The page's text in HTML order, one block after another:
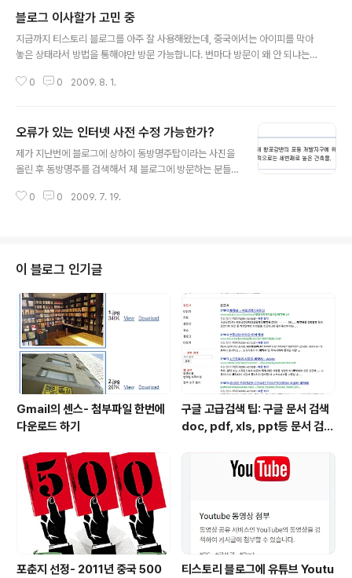
블로그 이사할가 고민 중
지금까지 티스토리 블로그를 아주 잘 사용해왔는데, 중국에서는 아이피를 막아
놓은 상태라서 방법을 통해야만 방문 가능합니다. 번마다 방문이 왜 안 되냐는
스트큐브 혹은 독립형 블로그로 이사할 가 고문중에 있습니다.. 텍스트큐브로
0 0 2009. 8. 1.
오류가 있는 인터넷 사전 수정 가능한가?
제가 지난번에 블로그에 상하이 동방명주탑이라는 사진을
올린 후 동방명주를 검색해서 제 블로그에 방문하는 분들
다음을 통해서 방문 오는 분들이 있었습니다. 다음과 네이
높은 건물이라고 했는데, 이는 옛날의 수치인거라서 정확
하지는 않습니다. 아시다 싶이 동방명주탑 후에 건축된 Jin
mao Tower이나 세계금융중심센터의 높이가 모두 동방
명주탑보다 높기 때문입니다. 그래도 네이버사전에는 이의
제기라는것이 있는데, 다음에는 이의제기라는 메뉴가 없네
요. 만약 네이버나 다음 검색을 통해서 동방명주를 검색했..
0 0 2009. 7. 19.
이 블로그 인기글
Gmail의 센스- 첨부파일 한번에
다운로드 하기
구글 고급검색 팁: 구글 문서 검색
doc, pdf, xls, ppt등 문서 검색
포춘지 선정- 2011년 중국 500
티스토리 블로그에 유튜브 Youtu